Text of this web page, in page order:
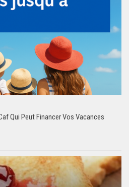
Qui Peut Financer Vos Vacances